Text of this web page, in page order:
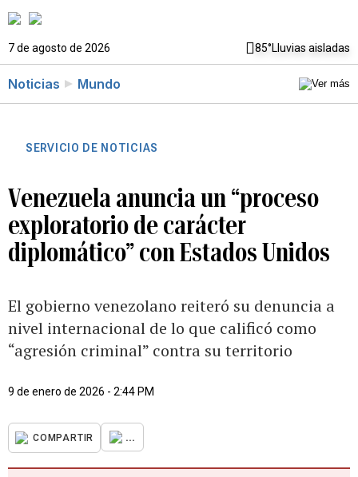
7 de agosto de 2026 85°Lluvias aisladas
Noticias Mundo
SERVICIO DE NOTICIAS
Venezuela anuncia un “proceso
exploratorio de carácter
diplomático” con Estados Unidos
El gobierno venezolano reiteró su denuncia a
nivel internacional de lo que calificó como
“agresión criminal” contra su territorio
9 de enero de 2026 - 2:44 PM
COMPARTIR ...